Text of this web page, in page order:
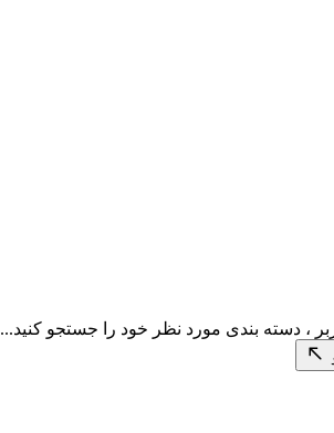
، دسته بندی مورد نظر خود را جستجو کنید...